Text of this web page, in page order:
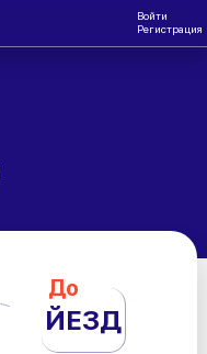
Войти
Регистрация
До
ЙЕЗД